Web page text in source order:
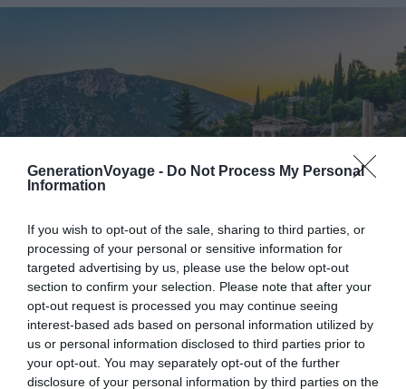
GenerationVoyage - Do Not Process My Personal
Information
If you wish to opt-out of the sale, sharing to third parties, or
processing of your personal or sensitive information for
targeted advertising by us, please use the below opt-out
section to confirm your selection. Please note that after your
opt-out request is processed you may continue seeing
interest-based ads based on personal information utilized by
us or personal information disclosed to third parties prior to
your opt-out. You may separately opt-out of the further
disclosure of your personal information by third parties on the
Crédit photo : Shutterstock – trabantos
À Kalymnos, sites antiques et églises chrétiennes se
côtoient en pleine harmonie. Si vous venez visiter
Kalymnos, ne manquez donc pas de découvrir ses ruines